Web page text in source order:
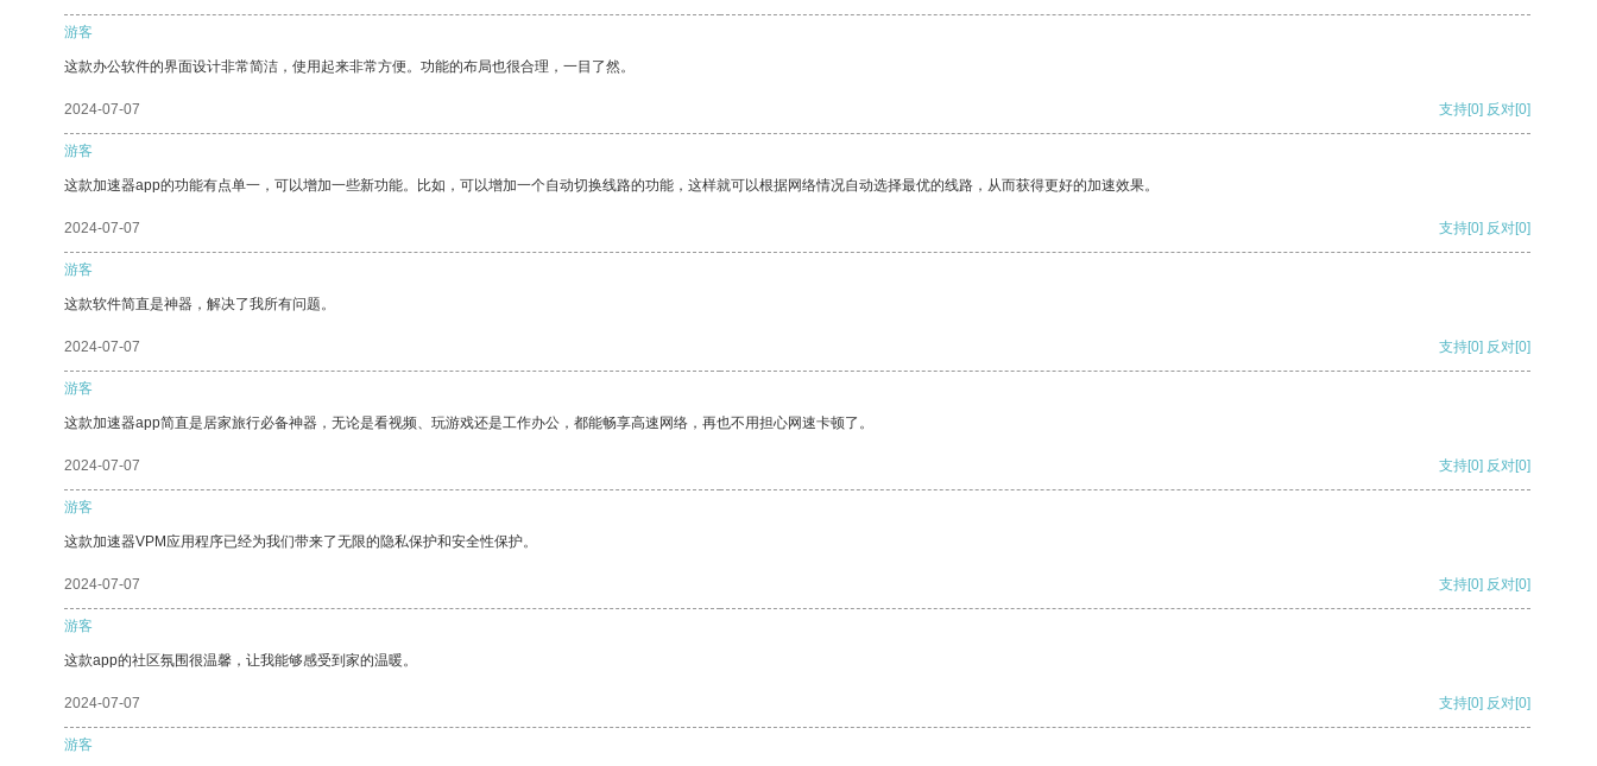
游客
这款办公软件的界面设计非常简洁，使用起来非常方便。功能的布局也很合理，一目了然。
2024-07-07 支持[0] 反对[0]
游客
这款加速器app的功能有点单一，可以增加一些新功能。比如，可以增加一个自动切换线路的功能，这样就可以根据网络情况自动选择最优的线路，从而获得更好的加速效果。
2024-07-07 支持[0] 反对[0]
游客
这款软件简直是神器，解决了我所有问题。
2024-07-07 支持[0] 反对[0]
游客
这款加速器app简直是居家旅行必备神器，无论是看视频、玩游戏还是工作办公，都能畅享高速网络，再也不用担心网速卡顿了。
2024-07-07 支持[0] 反对[0]
游客
这款加速器VPM应用程序已经为我们带来了无限的隐私保护和安全性保护。
2024-07-07 支持[0] 反对[0]
游客
这款app的社区氛围很温馨，让我能够感受到家的温暖。
2024-07-07 支持[0] 反对[0]
游客